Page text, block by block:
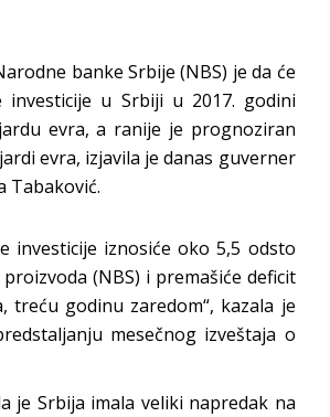
banke Srbije (NBS) je da će
investicije u Srbiji u 2017. godini
evra, a ranije je prognoziran
evra, izjavila je danas guverner
Tabaković.
investicije iznosiće oko 5,5 odsto
(NBS) i premašiće deficit
treću godinu zaredom“, kazala je
mesečnog izveštaja o
je Srbija imala veliki napredak na